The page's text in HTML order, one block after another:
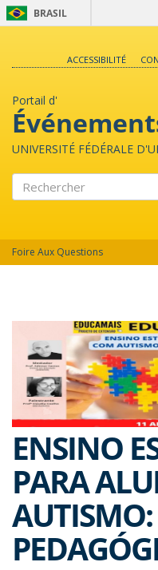
BRASIL
ACCESSIBILITÉ
Portail d'
UNIVERSITÉ FÉDÉRALE
Foire Aux Questions
ENSINO
PARA
AUTISMO: